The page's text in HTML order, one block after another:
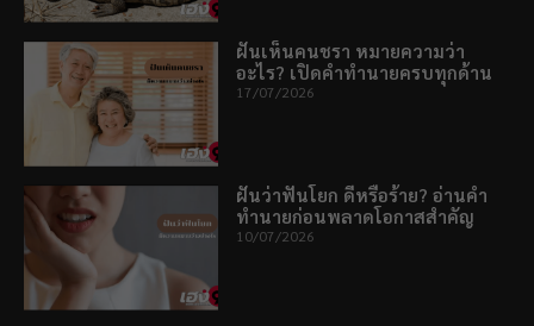
ฝันเห็นคนชรา หมายความว่า
อะไร? เปิดคำทำนายครบทุกด้าน
17/07/2026
ฝันว่าฟันโยก ดีหรือร้าย? อ่านคำ
ทำนายก่อนพลาดโอกาสสำคัญ
10/07/2026